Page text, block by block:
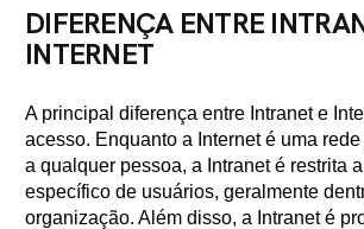
DIFERENÇA ENTRE
INTERNET
A principal diferença entre Intranet e
acesso. Enquanto a Internet é uma
a qualquer pessoa, a Intranet é restrita
específico de usuários, geralmente
organização. Além disso, a Intranet é